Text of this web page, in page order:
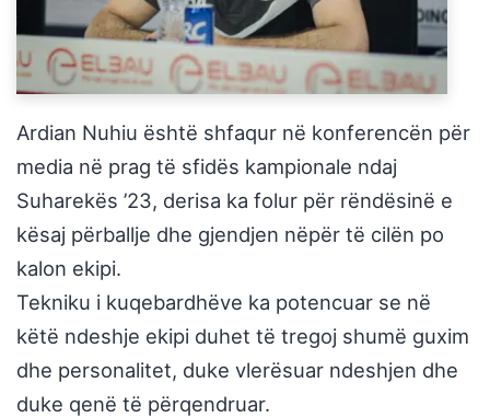
Ardian Nuhiu është shfaqur në konferencën për
media në prag të sfidës kampionale ndaj
Suharekës ’23, derisa ka folur për rëndësinë e
kësaj përballje dhe gjendjen nëpër të cilën po
kalon ekipi.
Tekniku i kuqebardhëve ka potencuar se në
këtë ndeshje ekipi duhet të tregoj shumë guxim
dhe personalitet, duke vlerësuar ndeshjen dhe
duke qenë të përqendruar.